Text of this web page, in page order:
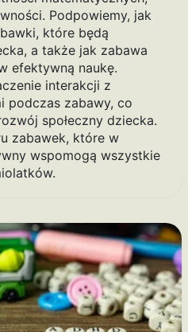
Podpowiemy, jak
które będą
a także jak zabawa
efektywną naukę.
interakcji z
podczas zabawy, co
społeczny dziecka.
zabawek, które w
wspomogą wszystkie